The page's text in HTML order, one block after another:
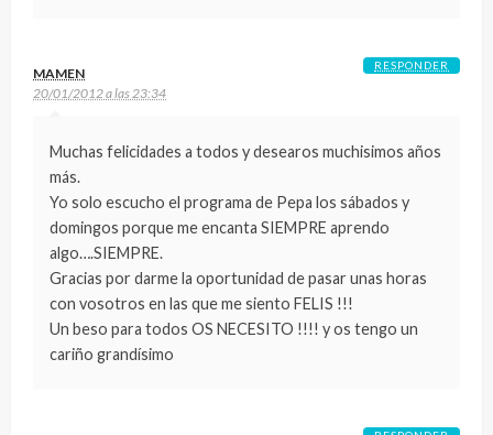
MAMEN
20/01/2012 a las 23:34
Muchas felicidades a todos y desearos muchisimos años
más.
Yo solo escucho el programa de Pepa los sábados y
domingos porque me encanta SIEMPRE aprendo
algo….SIEMPRE.
Gracias por darme la oportunidad de pasar unas horas
con vosotros en las que me siento FELIS !!!
Un beso para todos OS NECESITO !!!! y os tengo un
cariño grandísimo
RESPONDER